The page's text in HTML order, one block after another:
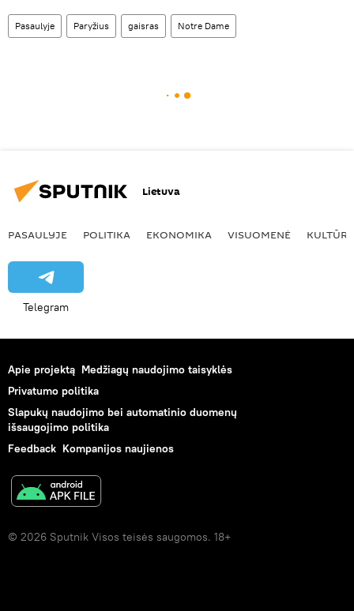
Pasaulyje Paryžius gaisras Notre Dame
Lietuva
PASAULYJE POLITIKA EKONOMIKA VISUOMENĖ KULTŪRA
Telegram
Apie projektą Medžiagų naudojimo taisyklės
Privatumo politika
Slapukų naudojimo bei automatinio duomenų
išsaugojimo politika
Feedback Kompanijos naujienos
© 2026 Sputnik Visos teisės saugomos. 18+